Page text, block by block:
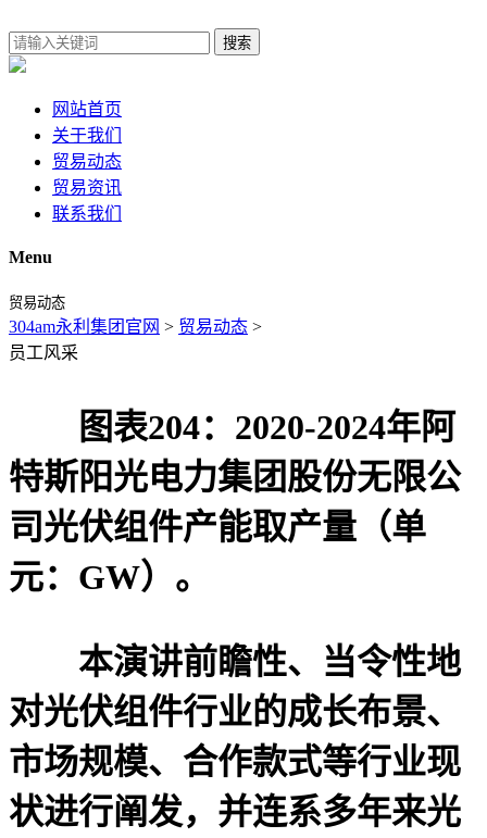
搜索
网站首页
关于我们
贸易动态
贸易资讯
联系我们
Menu
贸易动态
304am永利集团官网 > 贸易动态 >
员工风采
图表204：2020-2024年阿
特斯阳光电力集团股份无限公
司光伏组件产能取产量（单
元：GW）。
本演讲前瞻性、当令性地
对光伏组件行业的成长布景、
市场规模、合作款式等行业现
状进行阐发，并连系多年来光